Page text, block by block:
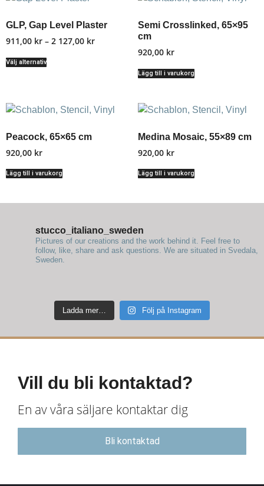
GLP, Gap Level Plaster
911,00 kr – 2 127,00 kr
Välj alternativ
Semi Crosslinked, 65×95
cm
920,00 kr
Lägg till i varukorg
Peacock, 65×65 cm
920,00 kr
Lägg till i varukorg
Medina Mosaic, 55×89 cm
920,00 kr
Lägg till i varukorg
stucco_italiano_sweden
Pictures of our creations and the work behind it. Feel free to
follow, like, share and ask questions. We are situated in Svedala,
Sweden.
Ladda mer… Följ på Instagram
Vill du bli kontaktad?
En av våra säljare kontaktar dig
Bli kontaktad